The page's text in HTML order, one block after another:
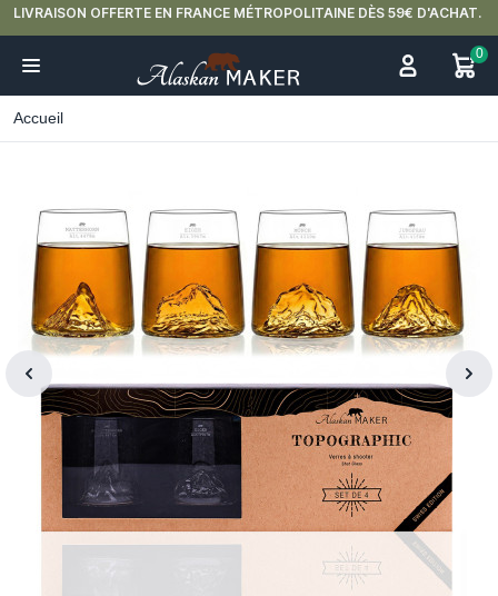
LIVRAISON OFFERTE EN FRANCE MÉTROPOLITAINE DÈS 59€ D'ACHAT.
0
Accueil